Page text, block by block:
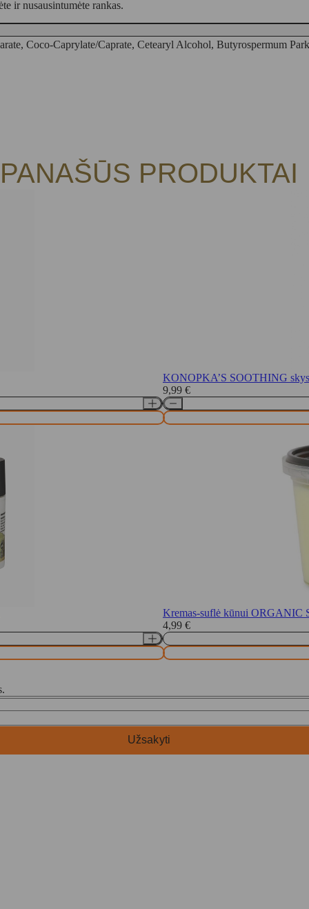
ir nusausintumėte rankas.
Coco-Caprylate/Caprate, Cetearyl Alcohol, Butyrospermum
PANAŠŪS PRODUKTAI
KONOPKA’S SOOTHING
9,99 €
Kremas-suflė kūnui ORGANIC
4,99 €
Užsakyti